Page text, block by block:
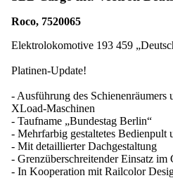
Roco, 7520065
Elektrolokomotive 193 459
Platinen-Update!
- Ausführung des Schienenräumers
XLoad-Maschinen
- Taufname „Bundestag Berlin“
- Mehrfarbig gestaltetes Bedienpult
- Mit detaillierter Dachgestaltung
- Grenzüberschreitender Einsatz im
- In Kooperation mit Railcolor